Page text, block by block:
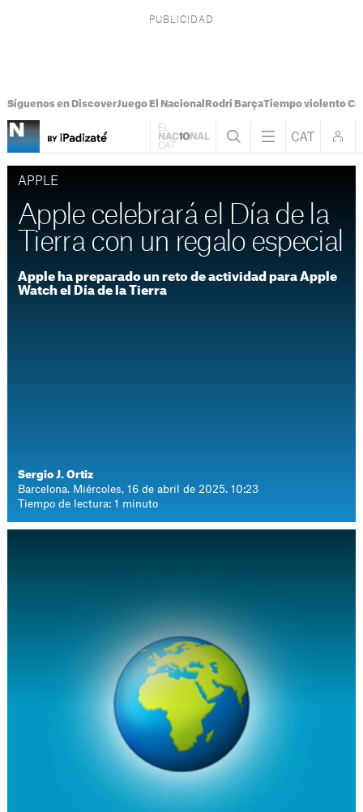
Síguenos en DiscoverJuego El Nacional Rodri BarçaTiempo violento
APPLE
Apple celebrará el Día de la
Tierra con un regalo especial
Apple ha preparado un reto de actividad para Apple
Watch el Día de la Tierra
Sergio J. Ortiz
Barcelona. Miércoles, 16 de abril de 2025. 10:23
Tiempo de lectura: 1 minuto